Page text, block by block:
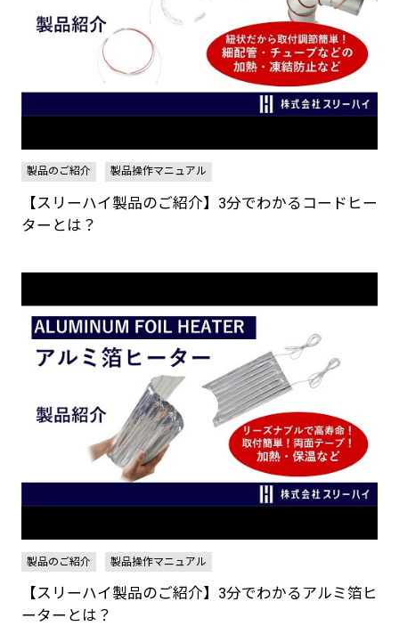
製品のご紹介 製品操作マニュアル
【スリーハイ製品のご紹介】3分でわかるコードヒー
ターとは？
製品のご紹介 製品操作マニュアル
【スリーハイ製品のご紹介】3分でわかるアルミ箔ヒ
ーターとは？